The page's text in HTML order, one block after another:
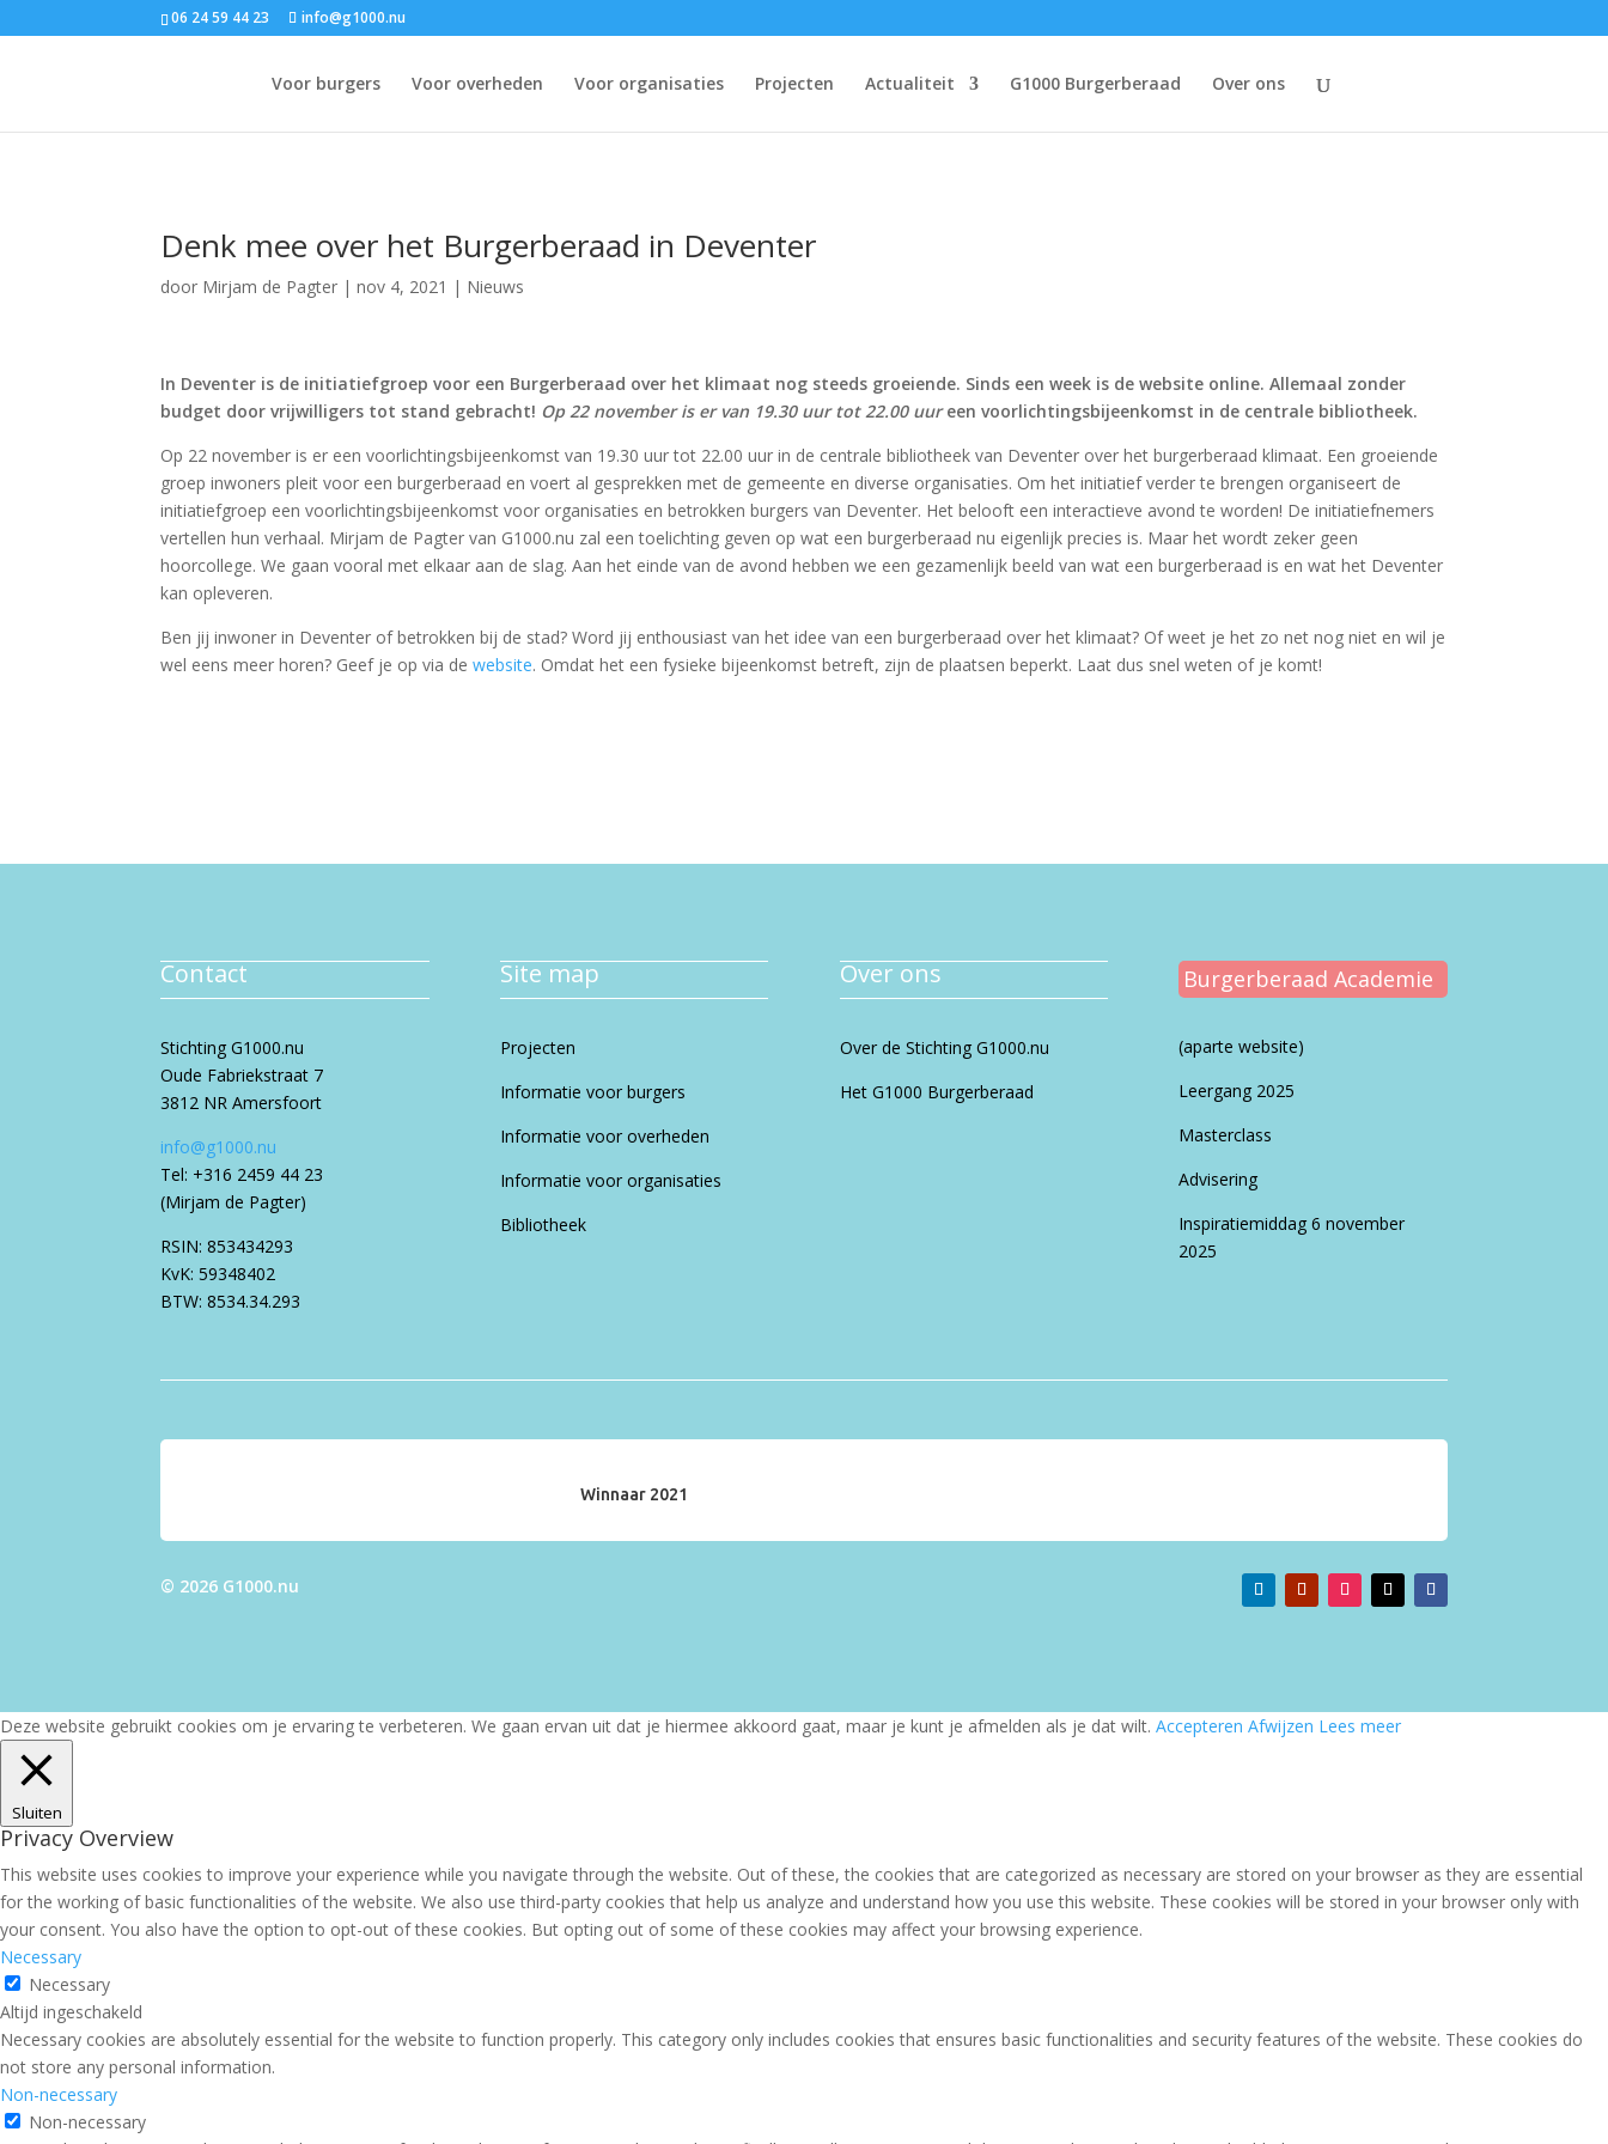
06 24 59 44 23 info@g1000.nu
Voor burgers Voor overheden Voor organisaties Projecten Actualiteit G1000 Burgerberaad Over ons
Denk mee over het Burgerberaad in Deventer
door Mirjam de Pagter |nov 4, 2021 | Nieuws
In Deventer is de initiatiefgroep voor een Burgerberaad over het klimaat nog steeds groeiende. Sinds een week is de website online. Allemaal zonder
budget door vrijwilligers tot stand gebracht! Op 22 november is er van 19.30 uur tot 22.00 uureen voorlichtingsbijeenkomst in de centrale bibliotheek.
Op 22 november is er een voorlichtingsbijeenkomst van 19.30 uur tot 22.00 uur in de centrale bibliotheek van Deventer over het burgerberaad klimaat. Een groeiende
groep inwoners pleit voor een burgerberaad en voert al gesprekken met de gemeente en diverse organisaties. Om het initiatief verder te brengen organiseert de
initiatiefgroep een voorlichtingsbijeenkomst voor organisaties en betrokken burgers van Deventer. Het belooft een interactieve avond te worden! De initiatiefnemers
vertellen hun verhaal. Mirjam de Pagter van G1000.nu zal een toelichting geven op wat een burgerberaad nu eigenlijk precies is. Maar het wordt zeker geen
hoorcollege. We gaan vooral met elkaar aan de slag. Aan het einde van de avond hebben we een gezamenlijk beeld van wat een burgerberaad is en wat het Deventer
kan opleveren.
Ben jij inwoner in Deventer of betrokken bij de stad? Word jij enthousiast van het idee van een burgerberaad over het klimaat? Of weet je het zo net nog niet en wil je
wel eens meer horen? Geef je op via dewebsite. Omdat het een fysieke bijeenkomst betreft, zijn de plaatsen beperkt. Laat dus snel weten of je komt!
Contact
Stichting G1000.nu
Oude Fabriekstraat 7
3812 NR Amersfoort
info@g1000.nu
Tel: +316 2459 44 23
(Mirjam de Pagter)
RSIN: 853434293
KvK: 59348402
BTW: 8534.34.293
Site map
Projecten
Informatie voor burgers
Informatie voor overheden
Informatie voor organisaties
Bibliotheek
Over ons
Over de Stichting G1000.nu
Het G1000 Burgerberaad
Burgerberaad Academie
(aparte website)
Leergang 2025
Masterclass
Advisering
Inspiratiemiddag 6 november
2025
Winnaar 2021
© 2026 G1000.nu
Deze website gebruikt cookies om je ervaring te verbeteren. We gaan ervan uit dat je hiermee akkoord gaat, maar je kunt je afmelden als je dat wilt. Accepteren Afwijzen Lees meer
Sluiten
Privacy Overview
This website uses cookies to improve your experience while you navigate through the website. Out of these, the cookies that are categorized as necessary are stored on your browser as they are essential
for the working of basic functionalities of the website. We also use third-party cookies that help us analyze and understand how you use this website. These cookies will be stored in your browser only with
your consent. You also have the option to opt-out of these cookies. But opting out of some of these cookies may affect your browsing experience.
Necessary
Necessary
Altijd ingeschakeld
Necessary cookies are absolutely essential for the website to function properly. This category only includes cookies that ensures basic functionalities and security features of the website. These cookies do
not store any personal information.
Non-necessary
Non-necessary